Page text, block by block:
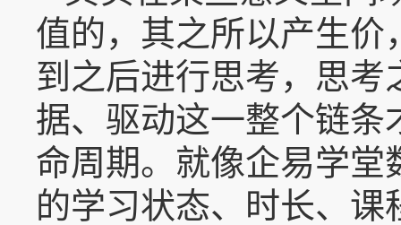
值的，其之所以产生价
到之后进行思考，思
据、驱动这一整个链条
命周期。就像企易学堂
的学习状态、时长、